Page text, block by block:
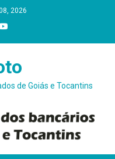
2026
de Goiás e Tocantins